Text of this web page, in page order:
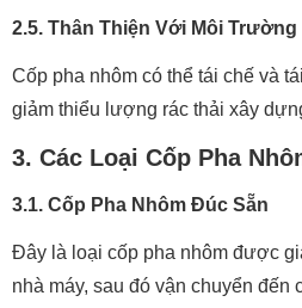
2.5. Thân Thiện Với Môi Trường
Cốp pha nhôm có thể tái chế và
giảm thiểu lượng rác thải xây
3. Các Loại Cốp Pha
3.1. Cốp Pha Nhôm Đúc Sẵn
Đây là loại cốp pha nhôm được
nhà máy, sau đó vận chuyển đến